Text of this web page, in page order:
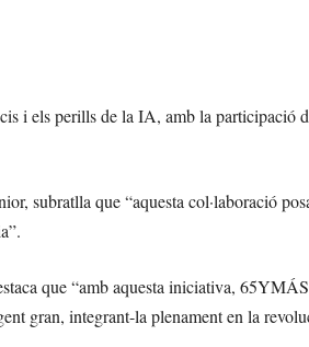
i els perills de la IA, amb la participació
subratlla que “aquesta col·laboració
que “amb aquesta iniciativa,
gran, integrant-la plenament en la